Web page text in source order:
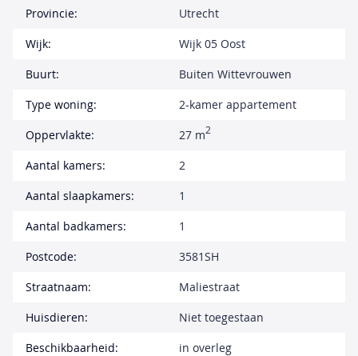
Provincie:
Utrecht
Wijk:
Wijk 05 Oost
Buurt:
Buiten Wittevrouwen
Type woning:
2-kamer appartement
Oppervlakte:
27 m2
Aantal kamers:
2
Aantal slaapkamers:
1
Aantal badkamers:
1
Postcode:
3581SH
Straatnaam:
Maliestraat
Huisdieren:
Niet toegestaan
Beschikbaarheid:
in overleg